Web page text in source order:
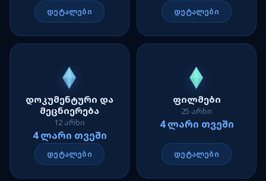
დეტალები დეტალები
დოკუმენტური და
მეცნიერება
12 არხი
4 ლარი თვეში
დეტალები
ფილმები
25 არხი
4 ლარი თვეში
დეტალები